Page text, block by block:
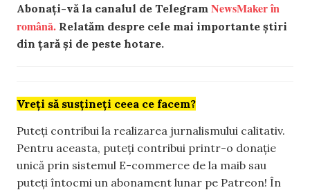
Abonați-vă la canalul de Telegram NewsMaker în
română. Relatăm despre cele mai importante știri
din țară și de peste hotare.
Vreți să susțineți ceea ce facem?
Puteți contribui la realizarea jurnalismului calitativ.
Pentru aceasta, puteți contribui printr-o donație
unică prin sistemul E-commerce de la maib sau
puteți întocmi un abonament lunar pe Patreon! În